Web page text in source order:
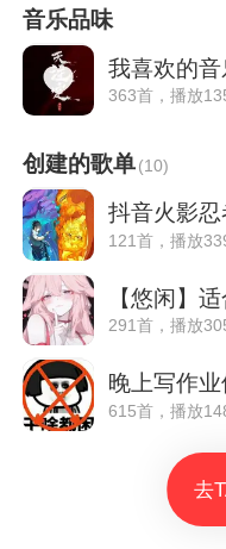
音乐品味
我喜欢的音
363首，播放
创建的歌单(10)
抖音火影忍
121首，播放
【悠闲】
291首，播放
晚上写作
615首，播放
去